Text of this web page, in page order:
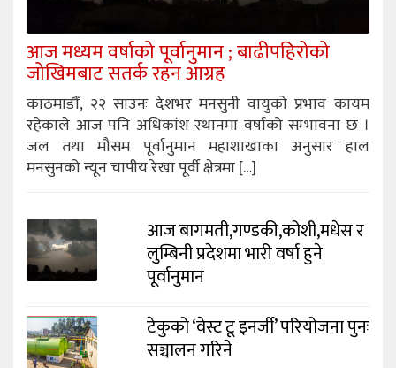
आज मध्यम वर्षाको पूर्वानुमान ; बाढीपहिरोको
जोखिमबाट सतर्क रहन आग्रह
काठमाडौँ, २२ साउनः देशभर मनसुनी वायुको प्रभाव कायम
रहेकाले आज पनि अधिकांश स्थानमा वर्षाको सम्भावना छ ।
जल तथा मौसम पूर्वानुमान महाशाखाका अनुसार हाल
मनसुनको न्यून चापीय रेखा पूर्वी क्षेत्रमा […]
आज बागमती,गण्डकी,कोशी,मधेस र
लुम्बिनी प्रदेशमा भारी वर्षा हुने
पूर्वानुमान
टेकुको ‘वेस्ट टू इनर्जी’ परियोजना पुनः
सञ्चालन गरिने